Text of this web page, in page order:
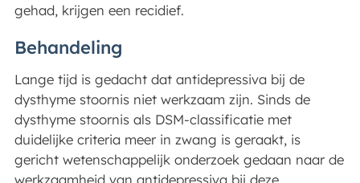
gehad, krijgen een recidief.
Behandeling
Lange tijd is gedacht dat antidepressiva bij de
dysthyme stoornis niet werkzaam zijn. Sinds de
dysthyme stoornis als DSM-classificatie met
duidelijke criteria meer in zwang is geraakt, is
gericht wetenschappelijk onderzoek gedaan naar de
werkzaamheid van antidepressiva bij deze